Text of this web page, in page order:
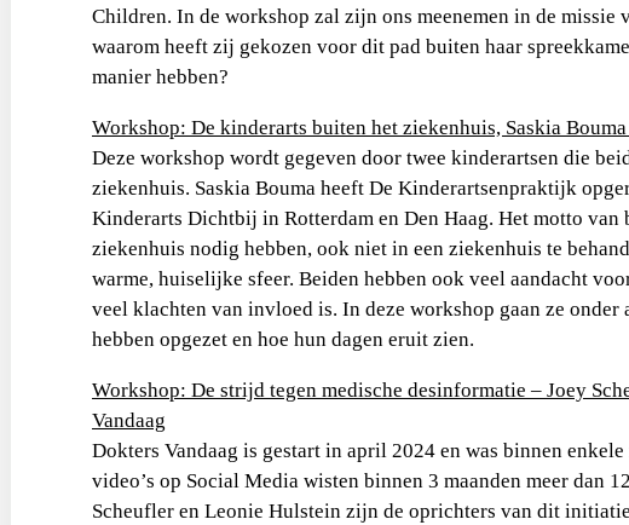
Children. In de workshop zal zijn ons meenemen in de
waarom heeft zij gekozen voor dit pad buiten haar
manier hebben?
Workshop: De kinderarts buiten het ziekenhuis, Saskia
Deze workshop wordt gegeven door twee kinderartsen die
ziekenhuis. Saskia Bouma heeft De Kinderartsenpraktijk
Kinderarts Dichtbij in Rotterdam en Den Haag. Het motto van
ziekenhuis nodig hebben, ook niet in een ziekenhuis te
warme, huiselijke sfeer. Beiden hebben ook veel aandacht
veel klachten van invloed is. In deze workshop gaan ze
hebben opgezet en hoe hun dagen eruit zien.
Workshop: De strijd tegen medische desinformatie – Joey
Vandaag
Dokters Vandaag is gestart in april 2024 en was binnen enkele
video’s op Social Media wisten binnen 3 maanden meer dan
Scheufler en Leonie Hulstein zijn de oprichters van dit